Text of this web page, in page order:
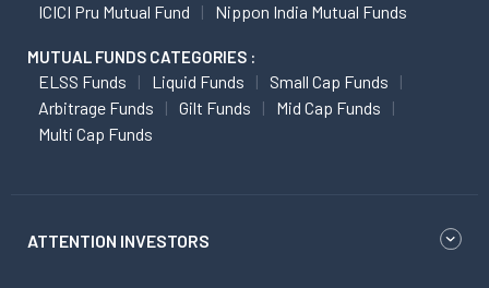
ICICI Pru Mutual Fund
Nippon India Mutual Funds
MUTUAL FUNDS CATEGORIES :
ELSS Funds Liquid Funds
Small Cap Funds
Arbitrage Funds
Gilt Funds
Mid Cap Funds
Multi Cap Funds
ATTENTION INVESTORS